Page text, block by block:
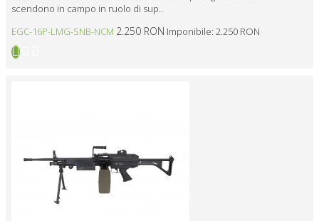
scendono in campo in ruolo di sup..
EGC-16P-LMG-SNB-NCM 2.250 RON Imponibile: 2.250 RON